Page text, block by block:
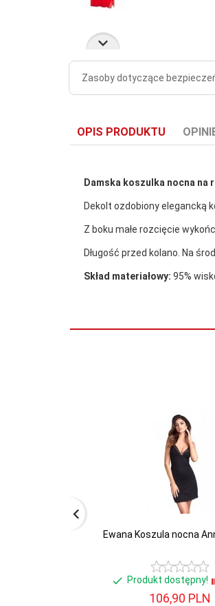
Zasoby dotyczące
OPIS PRODUKTU
Damska koszulka nocna na
Dekolt ozdobiony elegancką
Z boku małe rozcięcie
Długość przed kolano. Na
Skład materiałowy: 95%
Ewana Koszula nocna
Produkt dostępny!
106,90 PLN